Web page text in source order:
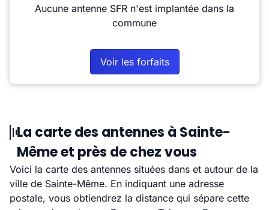
Aucune antenne SFR n'est implantée dans la
commune
Voir les forfaits
La carte des antennes à Sainte-
Même et près de chez vous
Voici la carte des antennes situées dans et autour de la
ville de Sainte-Même. En indiquant une adresse
postale, vous obtiendrez la distance qui sépare cette